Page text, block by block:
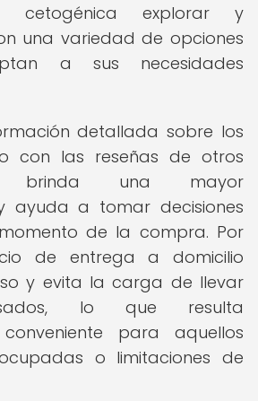
explorar y
una variedad de opciones
a sus necesidades
detallada sobre los
con las reseñas de otros
brinda una mayor
ayuda a tomar decisiones
de la compra. Por
de entrega a domicilio
y evita la carga de llevar
lo que resulta
para aquellos
o limitaciones de